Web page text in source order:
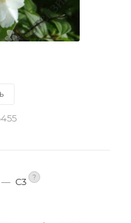
— С3 ?